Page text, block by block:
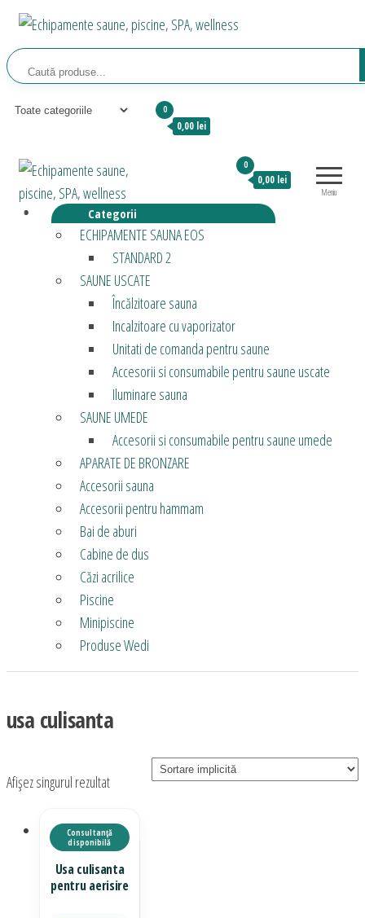
Sari
conținut
Echipamente saune,
piscine, SPA, wellness
0
0,00 lei
Echipamente
piscine, SPA,
wellness
Meniu
0
0,00 lei
Categorii
ECHIPAMENTE SAUNA EOS
STANDARD 2
SAUNE USCATE
Încălzitoare sauna
Incalzitoare cu vaporizator
Unitati de comanda pentru saune
Accesorii si consumabile pentru saune uscate
Iluminare sauna
SAUNE UMEDE
Accesorii si consumabile pentru saune umede
APARATE DE BRONZARE
Accesorii sauna
Accesorii pentru hammam
Bai de aburi
Cabine de dus
Căzi acrilice
Piscine
Minipiscine
Produse Wedi
usa culisanta
Afișez singurul rezultat
Usa culisanta
pentru aerisire